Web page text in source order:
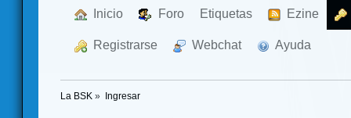
Inicio Foro Etiquetas Ezine
Registrarse Webchat Ayuda
La BSK » Ingresar